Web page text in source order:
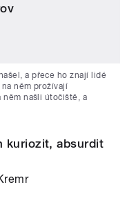
a přece ho znají lidé
něm prožívají
našli útočiště, a
kuriozit, absurdit